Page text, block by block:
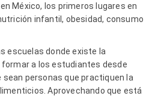
México, los primeros lugares en
infantil, obesidad, consumo
escuelas donde existe la
a los estudiantes desde
sean personas que practiquen la
Aprovechando que está